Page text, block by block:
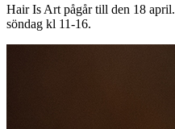
Hair Is Art pågår till den 18
söndag kl 11-16.